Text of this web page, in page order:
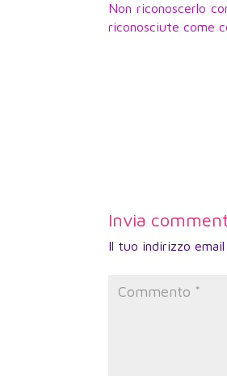
Non riconoscerlo
riconosciute come
Invia
Il tuo indirizzo email